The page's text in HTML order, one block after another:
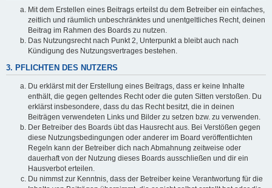
Mit dem Erstellen eines Beitrags erteilst du dem Betreiber ein einfaches,
zeitlich und räumlich unbeschränktes und unentgeltliches Recht, deinen
Beitrag im Rahmen des Boards zu nutzen.
Das Nutzungsrecht nach Punkt 2, Unterpunkt a bleibt auch nach
Kündigung des Nutzungsvertrages bestehen.
3. PFLICHTEN DES NUTZERS
Du erklärst mit der Erstellung eines Beitrags, dass er keine Inhalte
enthält, die gegen geltendes Recht oder die guten Sitten verstoßen. Du
erklärst insbesondere, dass du das Recht besitzt, die in deinen
Beiträgen verwendeten Links und Bilder zu setzen bzw. zu verwenden.
Der Betreiber des Boards übt das Hausrecht aus. Bei Verstößen gegen
diese Nutzungsbedingungen oder anderer im Board veröffentlichten
Regeln kann der Betreiber dich nach Abmahnung zeitweise oder
dauerhaft von der Nutzung dieses Boards ausschließen und dir ein
Hausverbot erteilen.
Du nimmst zur Kenntnis, dass der Betreiber keine Verantwortung für die